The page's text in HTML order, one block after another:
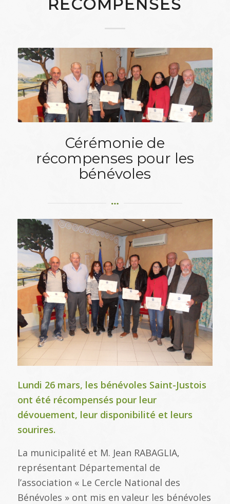
RÉCOMPENSÉS
Cérémonie de
récompenses pour les
bénévoles
Lundi 26 mars, les bénévoles Saint-Justois
ont été récompensés pour leur
dévouement, leur disponibilité et leurs
sourires.
La municipalité et M. Jean RABAGLIA,
représentant Départemental de
l’association « Le Cercle National des
Bénévoles » ont mis en valeur les bénévoles